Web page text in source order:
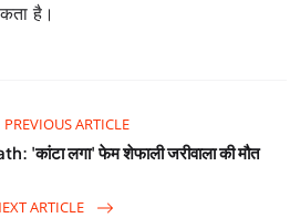
है।
PREVIOUS ARTICLE
लगा' फेम शेफाली जरीवाला की मौत
ARTICLE